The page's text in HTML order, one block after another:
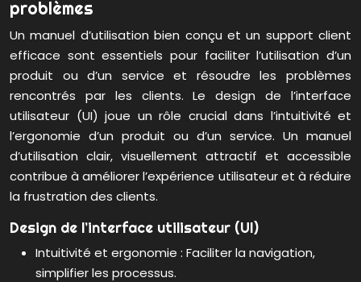
problèmes
Un manuel d’utilisation bien conçu et un support client
efficace sont essentiels pour faciliter l’utilisation d’un
produit ou d’un service et résoudre les problèmes
rencontrés par les clients. Le design de l’interface
utilisateur (UI) joue un rôle crucial dans l’intuitivité et
l’ergonomie d’un produit ou d’un service. Un manuel
d’utilisation clair, visuellement attractif et accessible
contribue à améliorer l’expérience utilisateur et à réduire
la frustration des clients.
Design de l’interface utilisateur (UI)
Intuitivité et ergonomie : Faciliter la navigation,
simplifier les processus.